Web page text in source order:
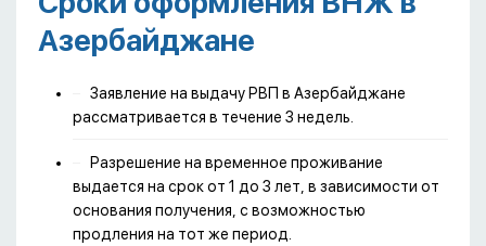
Азербайджане
Заявление на выдачу РВП в Азербайджане
рассматривается в течение 3 недель.
Разрешение на временное проживание
выдается на срок от 1 до 3 лет, в зависимости от
основания получения, с возможностью
продления на тот же период.